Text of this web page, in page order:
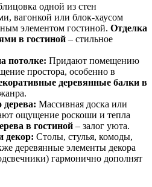
одной из стен
вагонкой или блок-хаусом
элементом гостиной. Отделка
в гостиной – стильное
потолке: Придают помещению
простора, особенно в
деревянные балки в
дерева: Массивная доска или
ощущение роскоши и тепла
в гостиной – залог уюта.
декор: Столы, стулья, комоды,
деревянные элементы декора
гармонично дополнят